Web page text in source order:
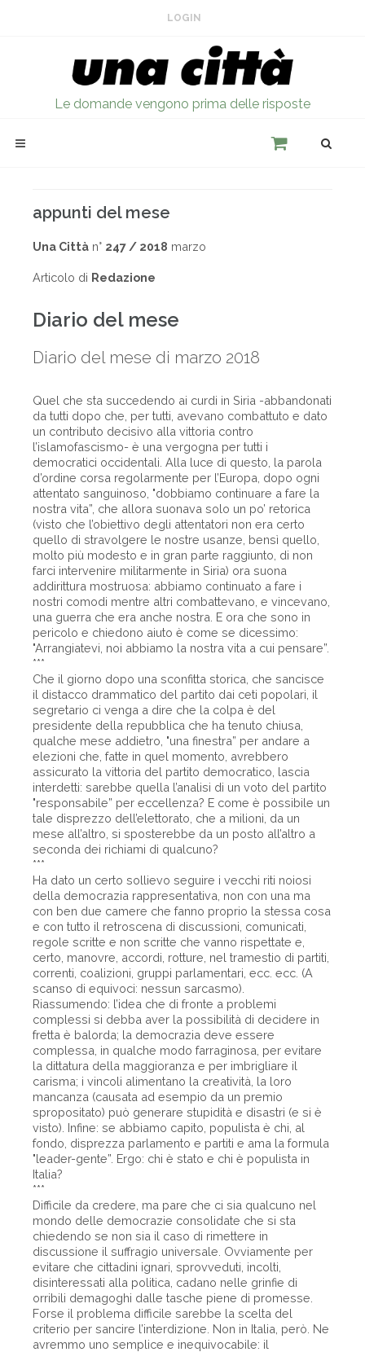
LOGIN
Le domande vengono prima delle risposte
appunti del mese
Una Città n° 247 / 2018 marzo
Articolo di Redazione
Diario del mese
Diario del mese di marzo 2018
Quel che sta succedendo ai curdi in Siria -abbandonati
da tutti dopo che, per tutti, avevano combattuto e dato
un contributo decisivo alla vittoria contro
l’islamofascismo- è una vergogna per tutti i
democratici occidentali. Alla luce di questo, la parola
d’ordine corsa regolarmente per l’Europa, dopo ogni
attentato sanguinoso, "dobbiamo continuare a fare la
nostra vita”, che allora suonava solo un po’ retorica
(visto che l’obiettivo degli attentatori non era certo
quello di stravolgere le nostre usanze, bensì quello,
molto più modesto e in gran parte raggiunto, di non
farci intervenire militarmente in Siria) ora suona
addirittura mostruosa: abbiamo continuato a fare i
nostri comodi mentre altri combattevano, e vincevano,
una guerra che era anche nostra. E ora che sono in
pericolo e chiedono aiuto è come se dicessimo:
"Arrangiatevi, noi abbiamo la nostra vita a cui pensare”.
***
Che il giorno dopo una sconfitta storica, che sancisce
il distacco drammatico del partito dai ceti popolari, il
segretario ci venga a dire che la colpa è del
presidente della repubblica che ha tenuto chiusa,
qualche mese addietro, "una finestra” per andare a
elezioni che, fatte in quel momento, avrebbero
assicurato la vittoria del partito democratico, lascia
interdetti: sarebbe quella l’analisi di un voto del partito
"responsabile” per eccellenza? E come è possibile un
tale disprezzo dell’elettorato, che a milioni, da un
mese all’altro, si sposterebbe da un posto all’altro a
seconda dei richiami di qualcuno?
***
Ha dato un certo sollievo seguire i vecchi riti noiosi
della democrazia rappresentativa, non con una ma
con ben due camere che fanno proprio la stessa cosa
e con tutto il retroscena di discussioni, comunicati,
regole scritte e non scritte che vanno rispettate e,
certo, manovre, accordi, rotture, nel tramestio di partiti,
correnti, coalizioni, gruppi parlamentari, ecc. ecc. (A
scanso di equivoci: nessun sarcasmo).
Riassumendo: l’idea che di fronte a problemi
complessi si debba aver la possibilità di decidere in
fretta è balorda; la democrazia deve essere
complessa, in qualche modo farraginosa, per evitare
la dittatura della maggioranza e per imbrigliare il
carisma; i vincoli alimentano la creatività, la loro
mancanza (causata ad esempio da un premio
spropositato) può generare stupidità e disastri (e si è
visto). Infine: se abbiamo capito, populista è chi, al
fondo, disprezza parlamento e partiti e ama la formula
"leader-gente”. Ergo: chi è stato e chi è populista in
Italia?
***
Difficile da credere, ma pare che ci sia qualcuno nel
mondo delle democrazie consolidate che si sta
chiedendo se non sia il caso di rimettere in
discussione il suffragio universale. Ovviamente per
evitare che cittadini ignari, sprovveduti, incolti,
disinteressati alla politica, cadano nelle grinfie di
orribili demagoghi dalle tasche piene di promesse.
Forse il problema difficile sarebbe la scelta del
criterio per sancire l’interdizione. Non in Italia, però. Ne
avremmo uno semplice e inequivocabile: il